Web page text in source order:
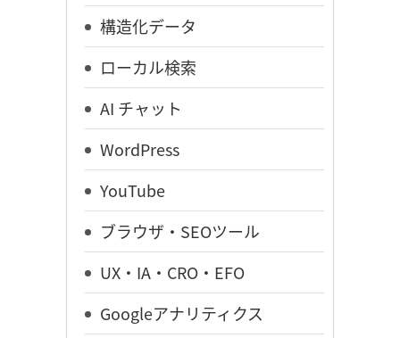
構造化データ
ローカル検索
AI チャット
WordPress
YouTube
ブラウザ・SEOツール
UX・IA・CRO・EFO
Googleアナリティクス